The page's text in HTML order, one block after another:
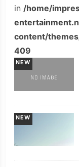
in /home/
content/
409
NEW
NEW